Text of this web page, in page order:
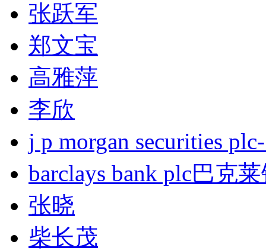
张跃军
郑文宝
高雅萍
李欣
j p morgan securities
barclays bank plc巴克
张晓
柴长茂